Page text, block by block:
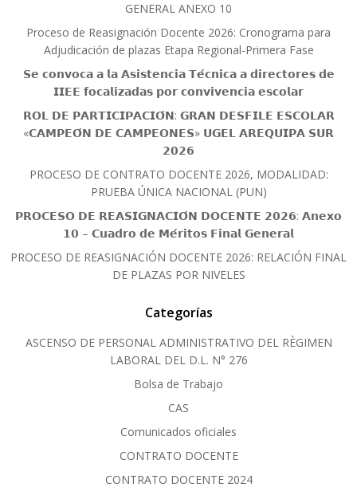
GENERAL ANEXO 10
Proceso de Reasignación Docente 2026: Cronograma para
Adjudicación de plazas Etapa Regional-Primera Fase
𝗦𝗲 𝗰𝗼𝗻𝘃𝗼𝗰𝗮 𝗮 𝗹𝗮 𝗔𝘀𝗶𝘀𝘁𝗲𝗻𝗰𝗶𝗮 𝗧𝗲́𝗰𝗻𝗶𝗰𝗮 𝗮 𝗱𝗶𝗿𝗲𝗰𝘁𝗼𝗿𝗲𝘀 𝗱𝗲
𝗜𝗜𝗘𝗘 𝗳𝗼𝗰𝗮𝗹𝗶𝘇𝗮𝗱𝗮𝘀 𝗽𝗼𝗿 𝗰𝗼𝗻𝘃𝗶𝘃𝗲𝗻𝗰𝗶𝗮 𝗲𝘀𝗰𝗼𝗹𝗮𝗿
𝗥𝗢𝗟 𝗗𝗘 𝗣𝗔𝗥𝗧𝗜𝗖𝗜𝗣𝗔𝗖𝗜𝗢́𝗡: 𝗚𝗥𝗔𝗡 𝗗𝗘𝗦𝗙𝗜𝗟𝗘 𝗘𝗦𝗖𝗢𝗟𝗔𝗥
«𝗖𝗔𝗠𝗣𝗘𝗢́𝗡 𝗗𝗘 𝗖𝗔𝗠𝗣𝗘𝗢𝗡𝗘𝗦» 𝗨𝗚𝗘𝗟 𝗔𝗥𝗘𝗤𝗨𝗜𝗣𝗔 𝗦𝗨𝗥
𝟮𝟬𝟮𝟲
PROCESO DE CONTRATO DOCENTE 2026, MODALIDAD:
PRUEBA ÚNICA NACIONAL (PUN)
𝗣𝗥𝗢𝗖𝗘𝗦𝗢 𝗗𝗘 𝗥𝗘𝗔𝗦𝗜𝗚𝗡𝗔𝗖𝗜𝗢́𝗡 𝗗𝗢𝗖𝗘𝗡𝗧𝗘 𝟮𝟬𝟮𝟲: 𝗔𝗻𝗲𝘅𝗼
𝟭𝟬 – 𝗖𝘂𝗮𝗱𝗿𝗼 𝗱𝗲 𝗠𝗲́𝗿𝗶𝘁𝗼𝘀 𝗙𝗶𝗻𝗮𝗹 𝗚𝗲𝗻𝗲𝗿𝗮𝗹
PROCESO DE REASIGNACIÓN DOCENTE 2026: RELACIÓN FINAL
DE PLAZAS POR NIVELES
Categorías
ASCENSO DE PERSONAL ADMINISTRATIVO DEL RÈGIMEN
LABORAL DEL D.L. N° 276
Bolsa de Trabajo
CAS
Comunicados oficiales
CONTRATO DOCENTE
CONTRATO DOCENTE 2024